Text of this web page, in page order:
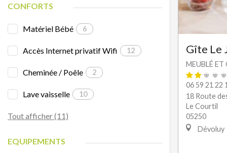
CONFORTS
Matériel Bébé 6
Accès Internet privatif Wifi 12
Cheminée / Poêle 2
Lave vaisselle 10
Tout afficher (11)
EQUIPEMENTS
Gîte Le
MEUBLÉ ET
06 59 21 22
18 Route
Le Courtil
05250
Dévoluy